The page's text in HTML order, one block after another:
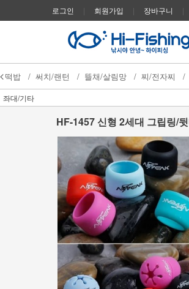
로그인 | 회원가입 | 장바구니 |
떡밥 / 써치/랜턴 / 뜰채/살림망 / 찌/전자찌 /
좌대/기타
HF-1457 신형 2세대 그립링/